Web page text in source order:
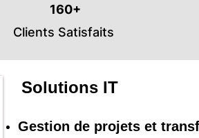
160+
Clients Satisfaits
Solutions IT
Gestion de projets et